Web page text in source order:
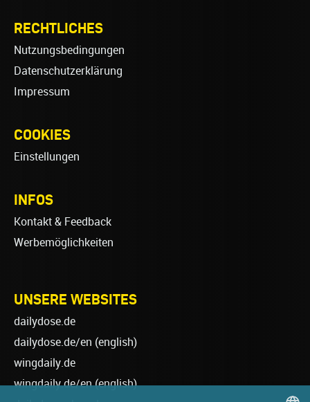
RECHTLICHES
Nutzungsbedingungen
Datenschutzerklärung
Impressum
COOKIES
Einstellungen
INFOS
Kontakt & Feedback
Werbemöglichkeiten
UNSERE WEBSITES
dailydose.de
dailydose.de/en (english)
wingdaily.de
wingdaily.de/en(english)